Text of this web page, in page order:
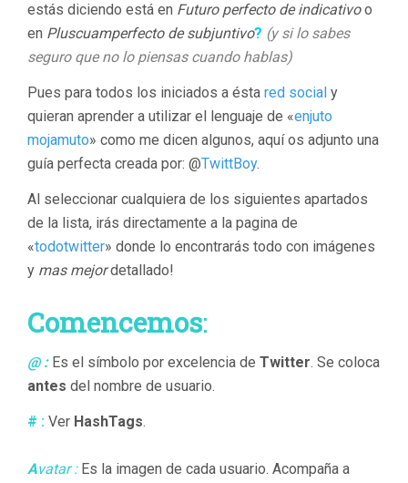
estás diciendo está en Futuro perfecto de indicativoo
en Pluscuamperfecto de subjuntivo? (y si lo sabes
seguro que no lo piensas cuando hablas)
Pues para todos los iniciados a ésta red social y
quieran aprender a utilizar el lenguaje de «enjuto
mojamuto» como me dicen algunos, aquí os adjunto una
guía perfecta creada por: @TwittBoy.
Al seleccionar cualquiera de los siguientes apartados
de la lista, irás directamente a la pagina de
«todotwitter» donde lo encontrarás todo con imágenes
y mas mejordetallado!
Comencemos:
@ : Es el símbolo por excelencia de Twitter. Se coloca
antes del nombre de usuario.
# : Ver HashTags.
Avatar :Es la imagen de cada usuario. Acompaña a